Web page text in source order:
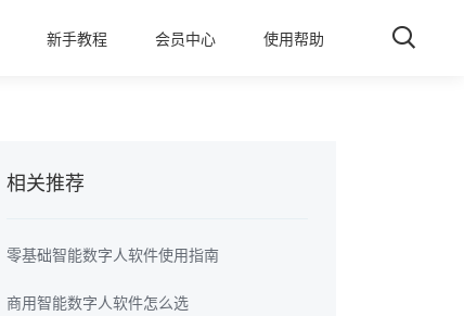
新手教程 会员中心 使用帮助
相关推荐
零基础智能数字人软件使用指南
商用智能数字人软件怎么选